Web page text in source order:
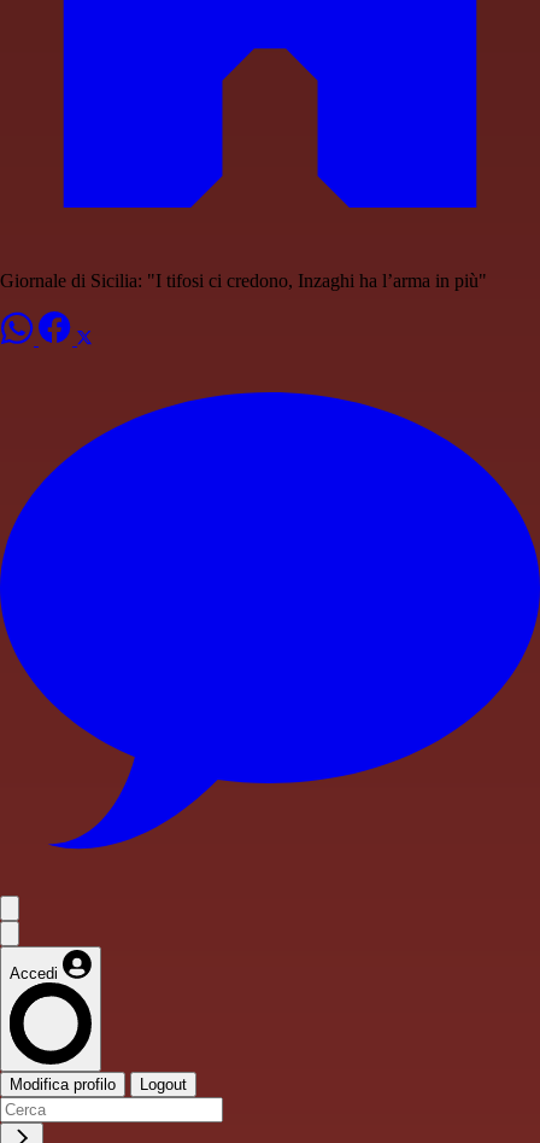
Giornale di Sicilia: "I tifosi ci credono, Inzaghi ha l’arma in più"
Accedi
Modifica profilo Logout